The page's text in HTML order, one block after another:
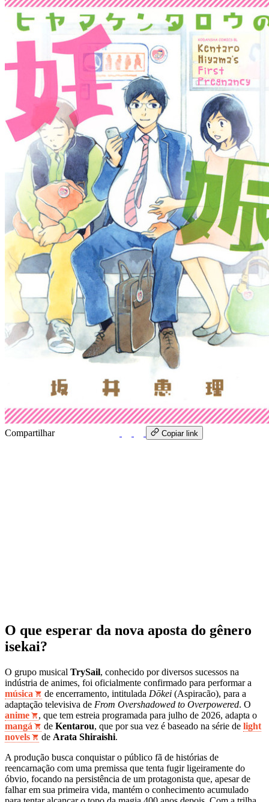
Compartilhar Copiar link
O que esperar da nova aposta do gênero
isekai?
O grupo musical TrySail, conhecido por diversos sucessos na
indústria de animes, foi oficialmente confirmado para performar a
música
de encerramento, intitulada Dōkei (Aspiracão), para a
adaptação televisiva de From Overshadowed to Overpowered. O
anime
, que tem estreia programada para julho de 2026, adapta o
mangá
de Kentarou, que por sua vez é baseado na série de light
novels
de Arata Shiraishi.
A produção busca conquistar o público fã de histórias de
reencarnação com uma premissa que tenta fugir ligeiramente do
óbvio, focando na persistência de um protagonista que, apesar de
falhar em sua primeira vida, mantém o conhecimento acumulado